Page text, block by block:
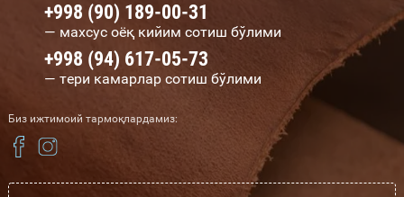
Биз ижтимоий тармоқлардамиз:
+998 (90) 189-00-31
— махсус оёқ кийим сотиш бўлими
+998 (94) 617-05-73
— тери камарлар сотиш бўлими